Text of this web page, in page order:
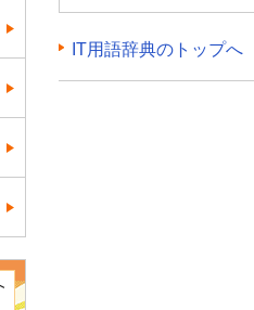
IT用語辞典のトップへ